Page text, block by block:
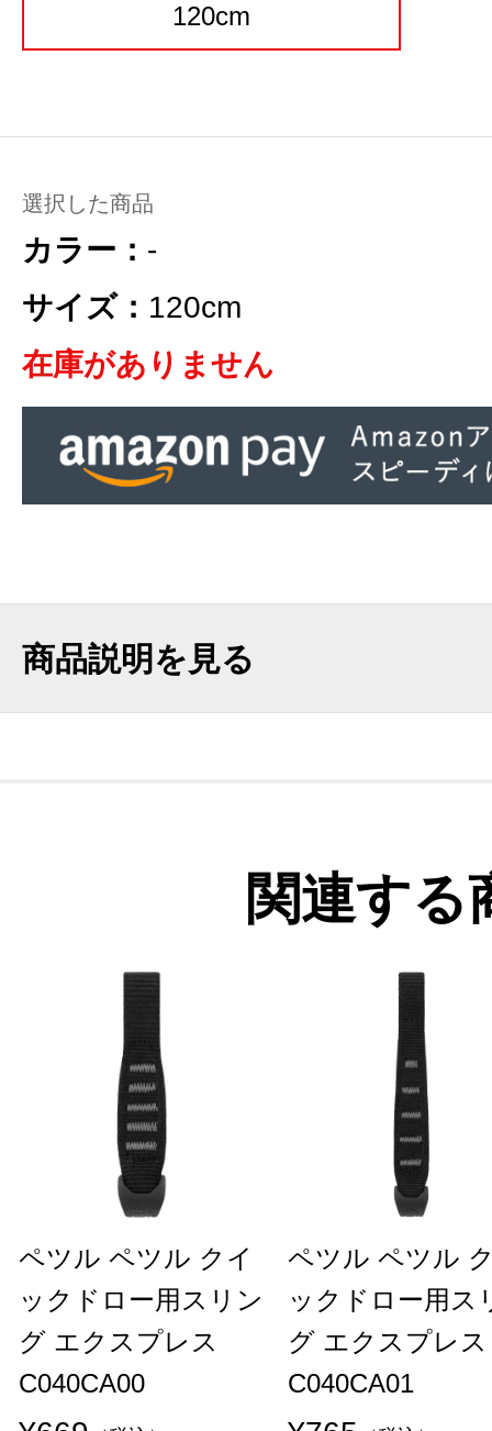
120cm
選択した商品
カラー： -
サイズ： 120cm
在庫がありません
商品説明を見る
関連する
ペツル ペツル クイ
ックドロー用スリン
グ エクスプレス
C040CA00
ペツル ペツル
ックドロー用ス
グ エクスプレス
C040CA01